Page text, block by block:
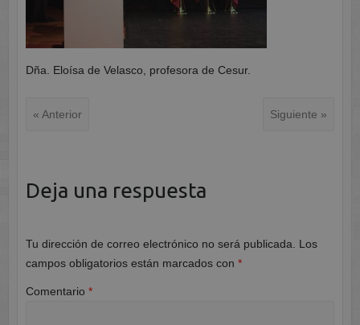
Dña. Eloísa de Velasco, profesora de Cesur.
« Anterior Siguiente »
Deja una respuesta
Tu dirección de correo electrónico no será publicada.
Los
campos obligatorios están marcados con *
Comentario *